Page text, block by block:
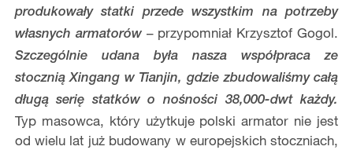
produkowały statki przede wszystkim na potrzeby
własnych armatorów– przypomniał Krzysztof Gogol.
Szczególnie udana była nasza współpraca ze
stocznią Xingang w Tianjin, gdzie zbudowaliśmy całą
długą serię statków o nośności 38,000-dwt każdy.
Typ masowca, który użytkuje polski armator nie jest
od wielu lat już budowany w europejskich stoczniach,